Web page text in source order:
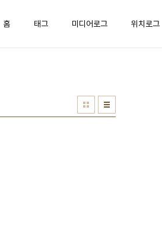
홈 태그 미디어로그 위치로그